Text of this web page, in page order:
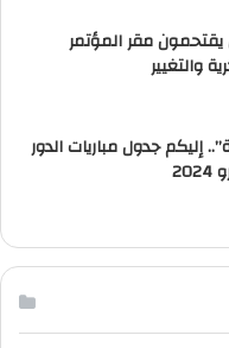
مقر المؤتمر
والتغيير
إليكم جدول مباريات الدور